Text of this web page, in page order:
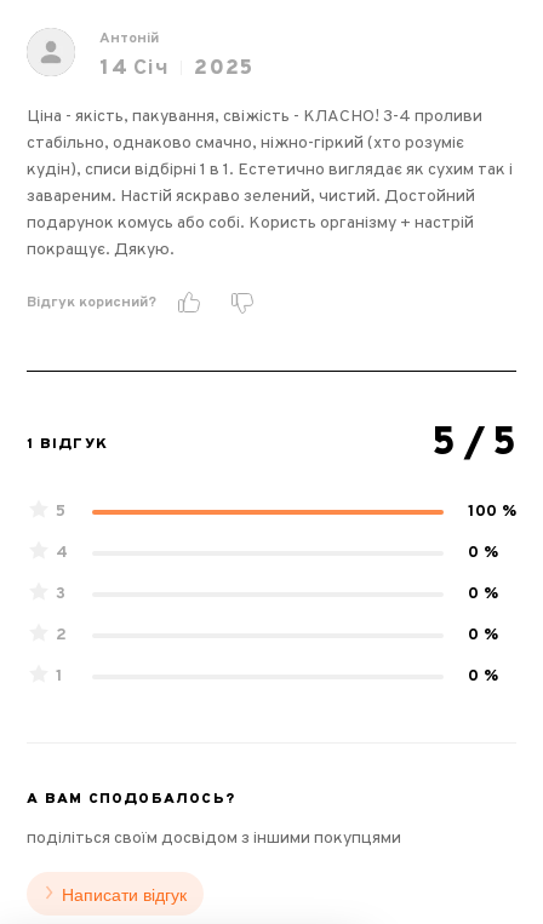
Антоній
14 Січ 2025
Ціна - якість, пакування, свіжість - КЛАСНО! 3-4 проливи
стабільно, однаково смачно, ніжно-гіркий (хто розуміє
кудін), списи відбірні 1 в 1. Естетично виглядає як сухим так і
завареним. Настій яскраво зелений, чистий. Достойний
подарунок комусь або собі. Користь організму + настрій
покращує. Дякую.
Відгук корисний?
1 ВІДГУК 5 / 5
5
100 %
4
0 %
3
0 %
2
0 %
1
0 %
А ВАМ СПОДОБАЛОСЬ?
поділіться своїм досвідом з іншими покупцями
Написати відгук